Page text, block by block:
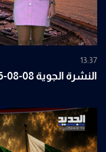
13:37
النشرة الجوية 08-08-2026